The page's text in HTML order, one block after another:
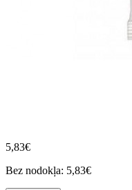
5,83€
Bez nodokļa: 5,83€